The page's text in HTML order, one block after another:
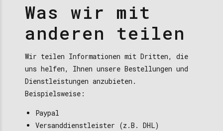
Was wir mit
anderen teilen
Wir teilen Informationen mit Dritten, die
uns helfen, Ihnen unsere Bestellungen und
Dienstleistungen anzubieten.
Beispielsweise:
Paypal
Versanddienstleister (z.B. DHL)